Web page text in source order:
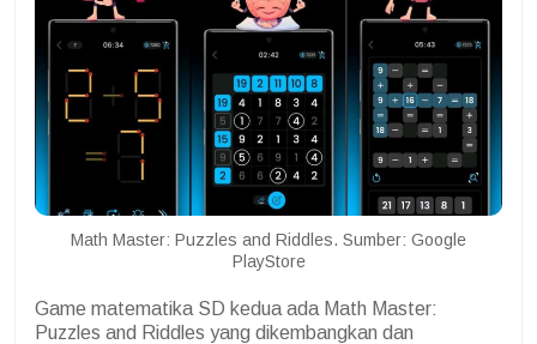
Math Master: Puzzles and Riddles. Sumber: Google
PlayStore
Game matematika SD kedua ada Math Master:
Puzzles and Riddles yang dikembangkan dan